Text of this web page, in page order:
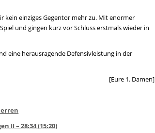
kein einziges Gegentor mehr zu. Mit enormer
und gingen kurz vor Schluss erstmals wieder in
eine herausragende Defensivleistung in der
[Eure 1. Damen]
II – 28:34 (15:20)